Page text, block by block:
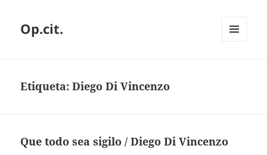
Op.cit.
Etiqueta:Diego Di Vincenzo
Que todo sea sigilo / Diego Di Vincenzo